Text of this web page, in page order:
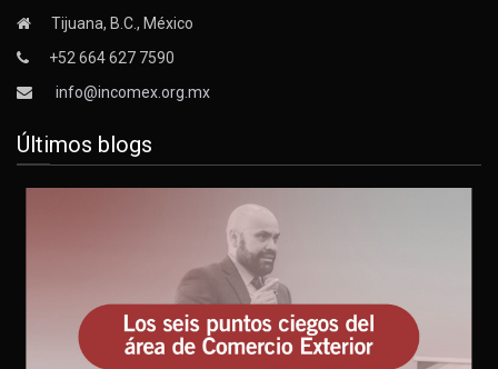
Tijuana, B.C., México
+52 664 627 7590
info@incomex.org.mx
Últimos blogs